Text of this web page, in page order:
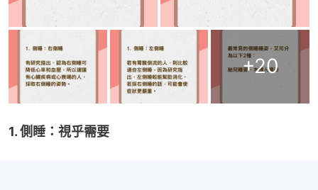
+20
1. 側睡：視乎需要